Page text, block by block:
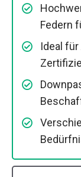
Federn
Ideal